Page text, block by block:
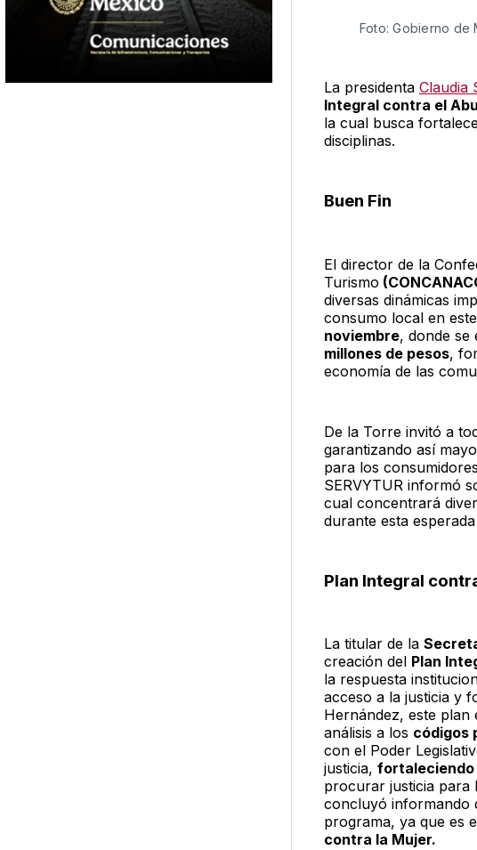
Foto: Gobierno de
La presidenta Claudia
Integral contra el
la cual busca
disciplinas.
Buen Fin
El director de la
Turismo
diversas dinámicas
consumo local en este
noviembre, donde se
millones de pesos,
economía de las
De la Torre invitó a
garantizando así
para los
SERVYTUR informó
cual concentrará
durante esta
Plan Integral
La titular de la
creación del Plan
la respuesta
acceso a la justicia y
Hernández, este
análisis a los códigos
con el Poder
justicia,
procurar justicia para
concluyó informando
programa, ya que es
contra la Mujer.